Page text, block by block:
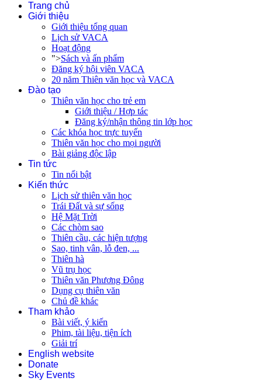
Trang chủ
Giới thiệu
Giới thiệu tổng quan
Lịch sử VACA
Hoạt động
">Sách và ấn phẩm
Đăng ký hội viên VACA
20 năm Thiên văn học và VACA
Đào tạo
Thiên văn học cho trẻ em
Giới thiệu / Hợp tác
Đăng ký/nhận thông tin lớp học
Các khóa học trực tuyến
Thiên văn học cho mọi người
Bài giảng độc lập
Tin tức
Tin nổi bật
Kiến thức
Lịch sử thiên văn học
Trái Đất và sự sống
Hệ Mặt Trời
Các chòm sao
Thiên cầu, các hiện tượng
Sao, tinh vân, lỗ đen, ...
Thiên hà
Vũ trụ học
Thiên văn Phương Đông
Dụng cụ thiên văn
Chủ đề khác
Tham khảo
Bài viết, ý kiến
Phim, tài liệu, tiện ích
Giải trí
English website
Donate
Sky Events